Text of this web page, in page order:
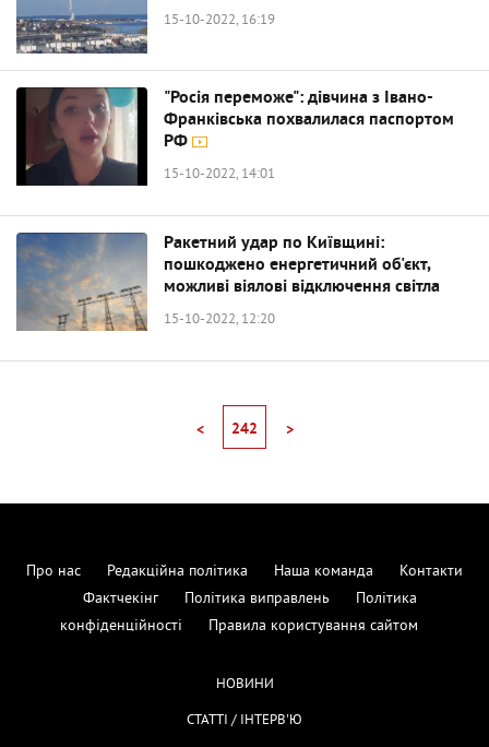
15-10-2022, 16:19
"Росія переможе": дівчина з Івано-
Франківська похвалилася паспортом
РФ
15-10-2022, 14:01
Ракетний удар по Київщині:
пошкоджено енергетичний об'єкт,
можливі віялові відключення світла
15-10-2022, 12:20
< 242 >
Про нас Редакційна політика Наша команда
Контакти
Фактчекінг
Політика виправлень
Політика
конфіденційності
Правила користування сайтом
НОВИНИ
СТАТТІ / ІНТЕРВ'Ю